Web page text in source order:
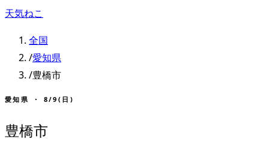
天気ねこ
全国
/愛知県
/豊橋市
愛知県 ・ 8/9(日)
豊橋市